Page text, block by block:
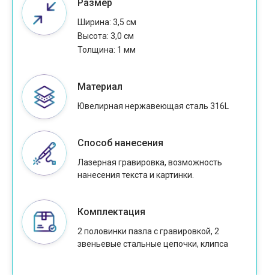
Размер
Ширина: 3,5 см
Высота: 3,0 см
Толщина: 1 мм
Материал
Ювелирная нержавеющая сталь 316L
Способ нанесения
Лазерная гравировка, возможность
нанесения текста и картинки.
Комплектация
2 половинки пазла с гравировкой, 2
звеньевые стальные цепочки, клипса